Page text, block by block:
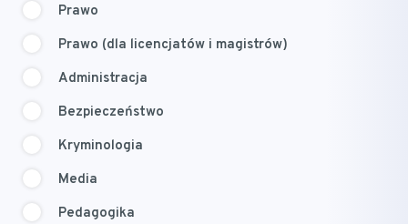
Prawo
Prawo (dla licencjatów i magistrów)
Administracja
Bezpieczeństwo
Kryminologia
Media
Pedagogika